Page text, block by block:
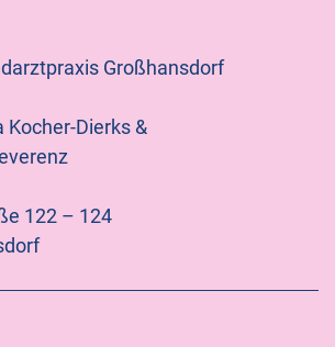
Großhansdorf
Kocher-Dierks &
122 – 124